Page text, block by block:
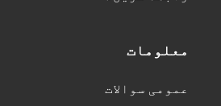
معلومات
عمومی سوالات